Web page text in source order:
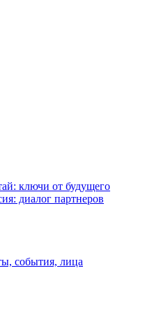
ключи от будущего
диалог партнеров
события, лица